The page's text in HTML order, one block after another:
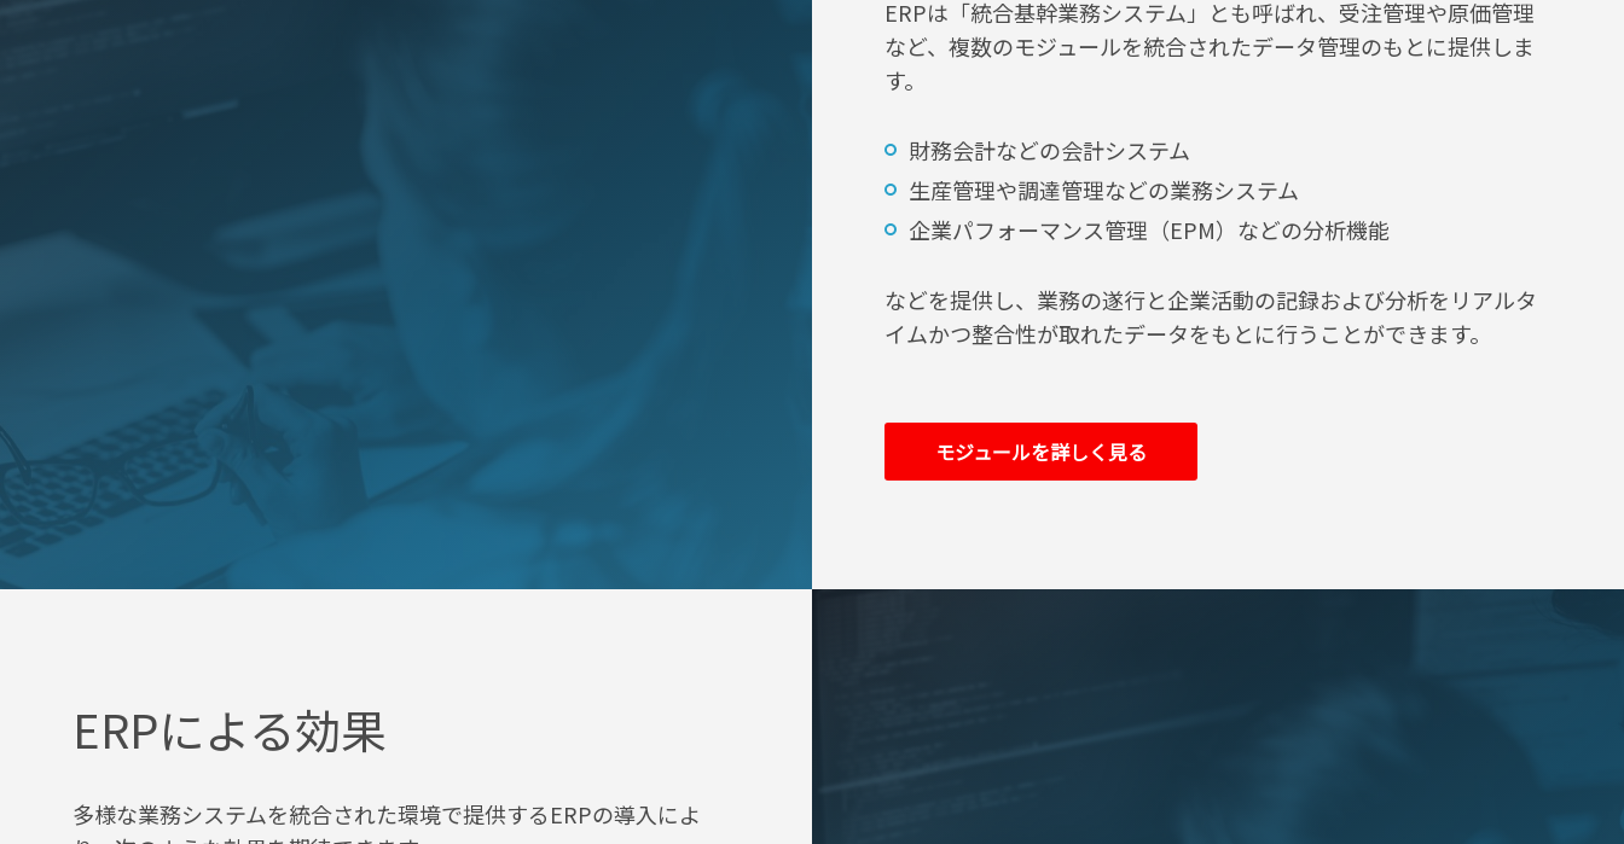
ERPは 「統合基幹業務システム」とも呼ばれ、受注管理や原価管理
など、複数のモジュールを統合されたデータ管理のもとに提供しま
す。
財務会計などの会計システム
生産管理や調達管理などの業務システム
企業パフォーマンス管理（EPM）などの分析機能
などを提供し、業務の遂行と企業活動の記録および分析をリアルタ
イムかつ整合性が取れたデータをもとに行うことができます。
モジュールを詳しく見る
ERPによる効果
多様な業務システムを統合された環境で提供するERPの導入によ